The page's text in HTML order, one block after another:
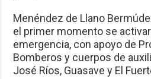
Menéndez de Llano
el primer momento se
emergencia, con apoyo de
Bomberos y cuerpos de
José Ríos, Guasave y El